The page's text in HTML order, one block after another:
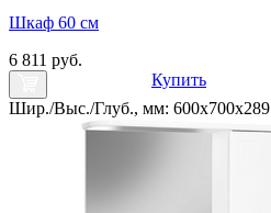
Шкаф 60 см
6 811 руб.
Купить
Шир./Выс./Глуб., мм: 600x700x289